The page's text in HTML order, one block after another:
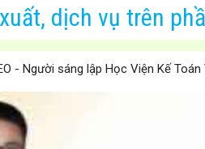
dịch vụ trên
- Người sáng lập Học Viện Kế Toán